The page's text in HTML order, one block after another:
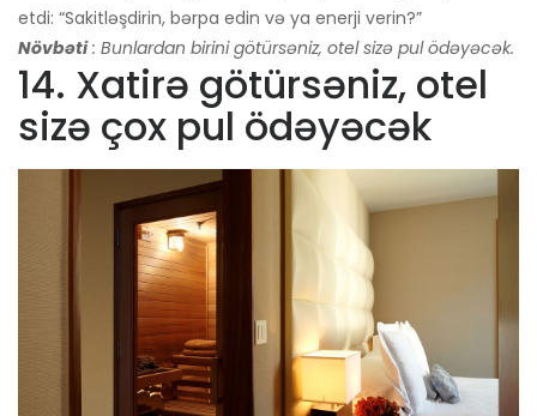
etdi: “Sakitləşdirin, bərpa edin və ya enerji verin?”
Növbəti : Bunlardan birini götürsəniz, otel sizə pul ödəyəcək.
14. Xatirə götürsəniz, otel
sizə çox pul ödəyəcək